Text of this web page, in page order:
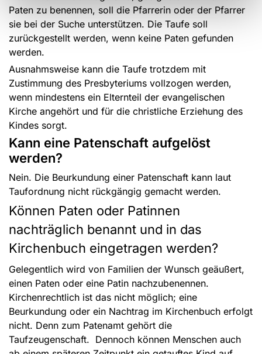
Paten zu benennen, soll die Pfarrerin oder der Pfarrer
sie bei der Suche unterstützen. Die Taufe soll
zurückgestellt werden, wenn keine Paten gefunden
werden.
Ausnahmsweise kann die Taufe trotzdem mit
Zustimmung des Presbyteriums vollzogen werden,
wenn mindestens ein Elternteil der evangelischen
Kirche angehört und für die christliche Erziehung des
Kindes sorgt.
Kann eine Patenschaft aufgelöst
werden?
Nein. Die Beurkundung einer Patenschaft kann laut
Taufordnung nicht rückgängig gemacht werden.
Können Paten oder Patinnen
nachträglich benannt und in das
Kirchenbuch eingetragen werden?
Gelegentlich wird von Familien der Wunsch geäußert,
einen Paten oder eine Patin nachzubenennen.
Kirchenrechtlich ist das nicht möglich; eine
Beurkundung oder ein Nachtrag im Kirchenbuch erfolgt
nicht. Denn zum Patenamt gehört die
Taufzeugenschaft. Dennoch können Menschen auch